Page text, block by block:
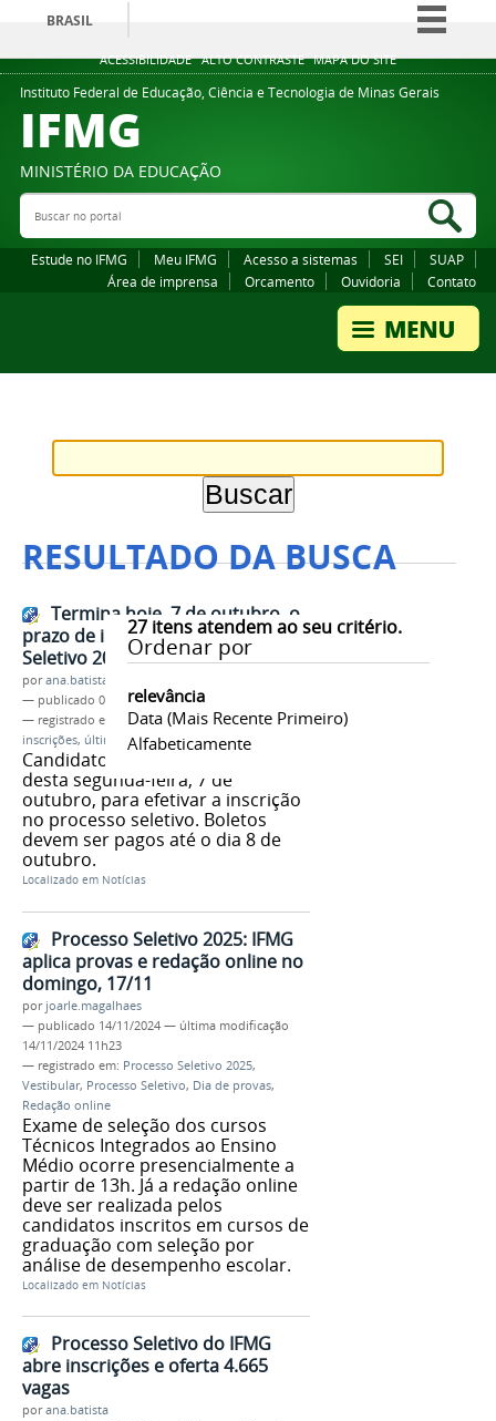
ACESSIBILIDADE ALTO CONTRASTE MAPA DO SITE
BRASIL
Simplifique!
Comunica BR
Legislação
Instituto Federal de Educação, Ciência e Tecnologia de Minas Gerais
IFMG
MINISTÉRIO DA EDUCAÇÃO
Buscar no portal
Estude no IFMG Meu IFMG Acesso a sistemas SEI
SUAP
Área de imprensa
Orcamento Ouvidoria Contato
RESULTADO DA BUSCA
27itens atendem ao seu critério.
Ordenar por
relevância
Data (mais Recente Primeiro)
Alfabeticamente
Termina hoje, 7 de outubro, o
prazo de inscrições no Processo
Seletivo 2025 do IFMG
porana.batista
— publicado 07/10/2024
— registrado em:
Processo Seletivo 2025,
inscrições, último dia
Candidatos têm até às 23h59,
desta segunda-feira, 7 de
outubro, para efetivar a inscrição
no processo seletivo. Boletos
devem ser pagos até o dia 8 de
outubro.
Localizado em Notícias
Processo Seletivo 2025: IFMG
aplica provas e redação online no
domingo, 17/11
por joarle.magalhaes
— publicado 14/11/2024 — última modificação
14/11/2024 11h23
— registrado em: Processo Seletivo 2025,
Vestibular, Processo Seletivo, Dia de provas,
Redação online
Exame de seleção dos cursos
Técnicos Integrados ao Ensino
Médio ocorre presencialmente a
partir de 13h. Já a redação online
deve ser realizada pelos
candidatos inscritos em cursos de
graduação com seleção por
análise de desempenho escolar.
Localizado em Notícias
Processo Seletivo do IFMG
abre inscrições e oferta 4.665
vagas
porana.batista